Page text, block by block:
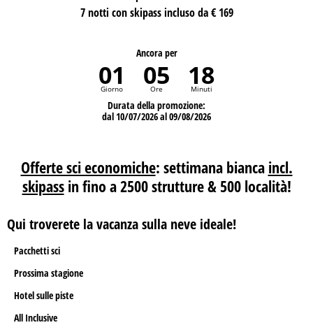
7 notti con skipass incluso da € 169
Ancora per
01
Giorno 05
Ore 18
Minuti
Durata della promozione:
dal 10/07/2026 al 09/08/2026
Offerte sci economiche: settimana bianca incl.
skipassin fino a 2500 strutture & 500 località!
Qui troverete la vacanza sulla neve ideale!
Pacchetti sci
Prossima stagione
Hotel sulle piste
All Inclusive